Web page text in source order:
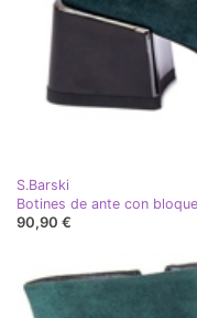
S.Barski
Botines de ante con
90,90 €